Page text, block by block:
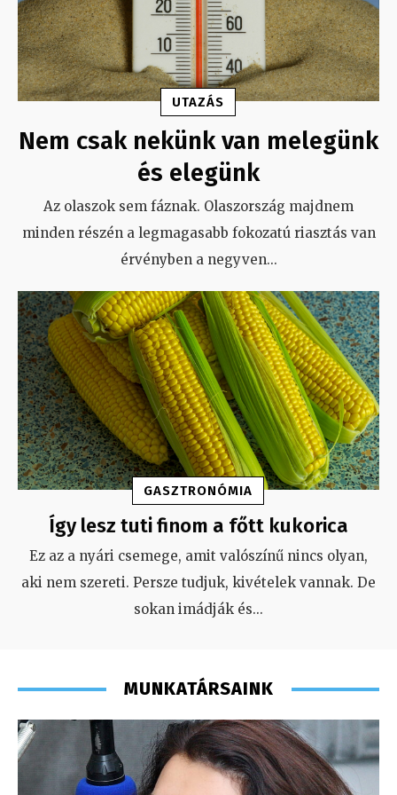
UTAZÁS
Nem csak nekünk van melegünk
és elegünk
Az olaszok sem fáznak. Olaszország majdnem
minden részén a legmagasabb fokozatú riasztás van
érvényben a negyven...
GASZTRONÓMIA
Így lesz tuti finom a főtt kukorica
Ez az a nyári csemege, amit valószínű nincs olyan,
aki nem szereti. Persze tudjuk, kivételek vannak. De
sokan imádják és...
MUNKATÁRSAINK